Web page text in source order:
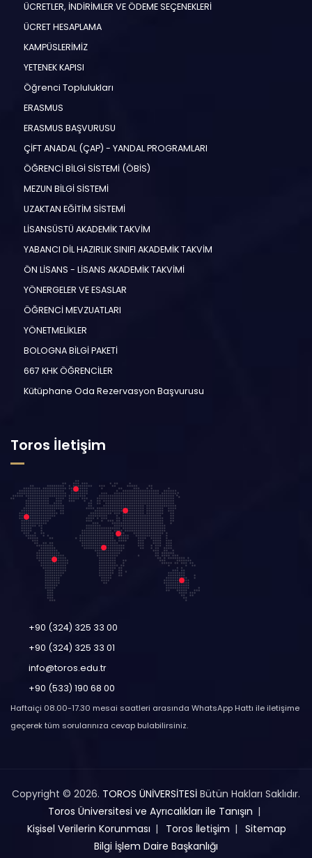
ÜCRETLER, İNDİRİMLER VE ÖDEME SEÇENEKLERİ
ÜCRET HESAPLAMA
KAMPÜSLERİMİZ
YETENEK KAPISI
Öğrenci Toplulukları
ERASMUS
ERASMUS BAŞVURUSU
ÇİFT ANADAL (ÇAP) - YANDAL PROGRAMLARI
ÖĞRENCİ BİLGİ SİSTEMİ (ÖBİS)
MEZUN BİLGİ SİSTEMİ
UZAKTAN EĞİTİM SİSTEMİ
LİSANSÜSTÜ AKADEMİK TAKVİM
YABANCI DİL HAZIRLIK SINIFI AKADEMİK TAKVİM
ÖN LİSANS - LİSANS AKADEMİK TAKVİMİ
YÖNERGELER VE ESASLAR
ÖĞRENCİ MEVZUATLARI
YÖNETMELİKLER
BOLOGNA BİLGİ PAKETİ
667 KHK ÖĞRENCİLER
Kütüphane Oda Rezervasyon Başvurusu
Toros İletişim
+90 (324) 325 33 00
+90 (324) 325 33 01
info@toros.edu.tr
+90 (533) 190 68 00
Haftaiçi 08.00-17.30 mesai saatleri arasında WhatsApp Hattı ile iletişime
geçerek tüm sorularınıza cevap bulabilirsiniz.
Copyright © 2026. TOROS ÜNİVERSİTESİ Bütün Hakları Saklıdır.
Toros Üniversitesi ve Ayrıcalıkları ile Tanışın
Kişisel Verilerin Korunması
Toros İletişim
Sitemap
Bilgi İşlem Daire Başkanlığı